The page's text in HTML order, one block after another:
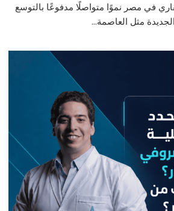
في مصر نموًا متواصلًا مدفوعًا بالتوسع
مثل العاصمة...